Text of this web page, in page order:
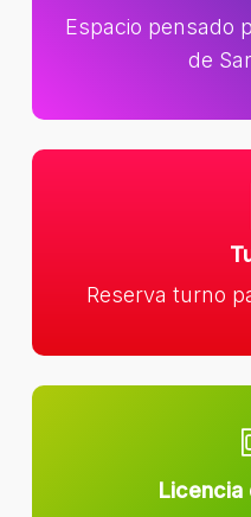
Espacio pensado
de
Reserva turno
Licencia